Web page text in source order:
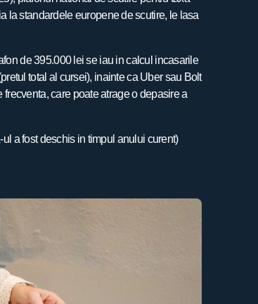
la standardele europene de scutire, le lasa
de 395.000 lei se iau in calcul incasarile
total al cursei), inainte ca Uber sau Bolt
care poate atrage o depasire a
a fost deschis in timpul anului curent)